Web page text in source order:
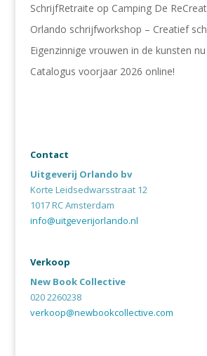
SchrijfRetraite op Camping De
Orlando schrijfworkshop – Creatief
Eigenzinnige vrouwen in de kunsten
Catalogus voorjaar 2026 online!
Contact
Uitgeverij Orlando bv
Korte Leidsedwarsstraat 12
1017 RC Amsterdam
info@uitgeverijorlando.nl
Verkoop
New Book Collective
020 2260238
verkoop@newbookcollective.com